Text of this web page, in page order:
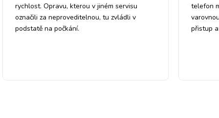
rychlost. Opravu, kterou v jiném servisu
označili za neproveditelnou, tu zvládli v
podstatě na počkání.
telefon
přistup